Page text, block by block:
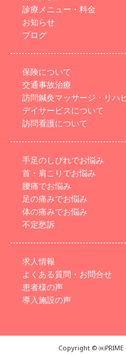
診療メニュー・料金
お知らせ
ブログ
保険について
交通事故治療
訪問鍼灸マッサージ・リハ
デイサービスについて
訪問看護について
手足のしびれでお悩み
首・肩こりでお悩み
腰痛でお悩み
足の痛みでお悩み
体の痛みでお悩み
不定愁訴
求人情報
よくある質問・お問合せ
患者様の声
導入施設の声
Copyright © ㈱PRIME